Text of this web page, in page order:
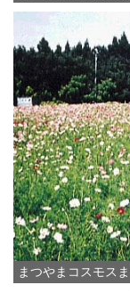
まつやまコスモス